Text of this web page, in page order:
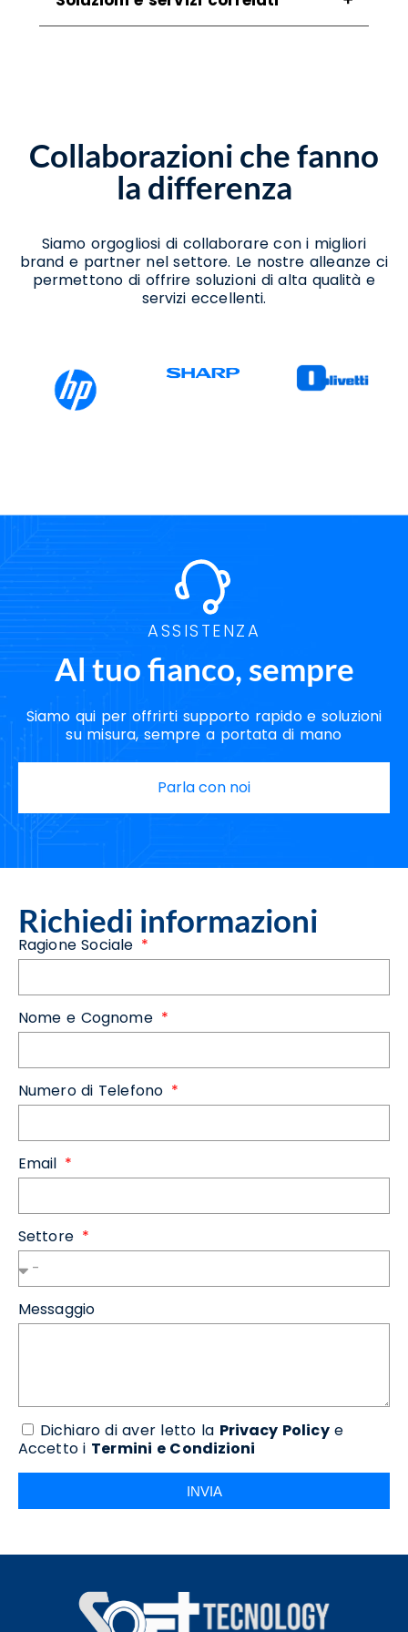
Noleggio Stampanti Termiche Corleto
Monforte
Vendita Stampanti Corleto Monforte
Vendita Stampanti Termiche Corleto
Collaborazioni che fanno
la differenza
Siamo orgogliosi di collaborare con i migliori
brand e partner nel settore. Le nostre alleanze ci
permettono di offrire soluzioni di alta qualità e
servizi eccellenti.
ASSISTENZA
Al tuo fianco, sempre
Siamo qui per offrirti supporto rapido e soluzioni
su misura, sempre a portata di mano
Parla con noi
Richiedi informazioni
Ragione Sociale
Nome e Cognome
Numero di Telefono
Email
Settore
Messaggio
Dichiaro di aver letto la Privacy Policye
Accetto i Termini e Condizioni
INVIA